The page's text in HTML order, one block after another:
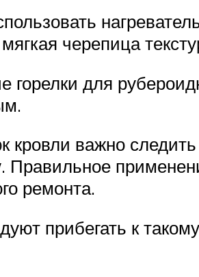
черепица
горелки для
кровли важно
Правильное
ремонта.
прибегать к